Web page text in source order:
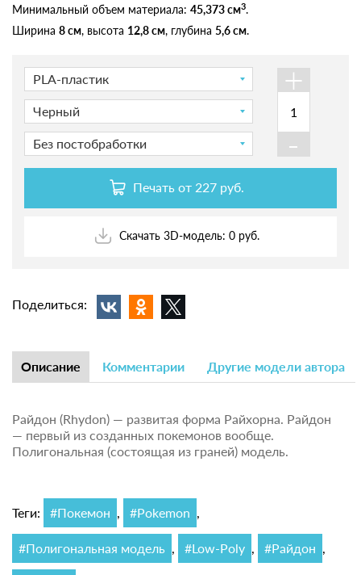
Минимальный объем материала: 45,373 см3.
Ширина 8 см, высота 12,8 см, глубина 5,6 см.
PLA-пластик
Черный
Без постобработки
+
-
Печать от 227 руб.
Скачать 3D-модель: 0 руб.
Поделиться:
Описание Комментарии Другие модели автора
Райдон (Rhydon) — развитая форма Райхорна. Райдон
— первый из созданных покемонов вообще.
Полигональная (состоящая из граней) модель.
Теги: #Покемон , #Pokemon ,
#Полигональная модель , #Low-Poly , #Райдон ,